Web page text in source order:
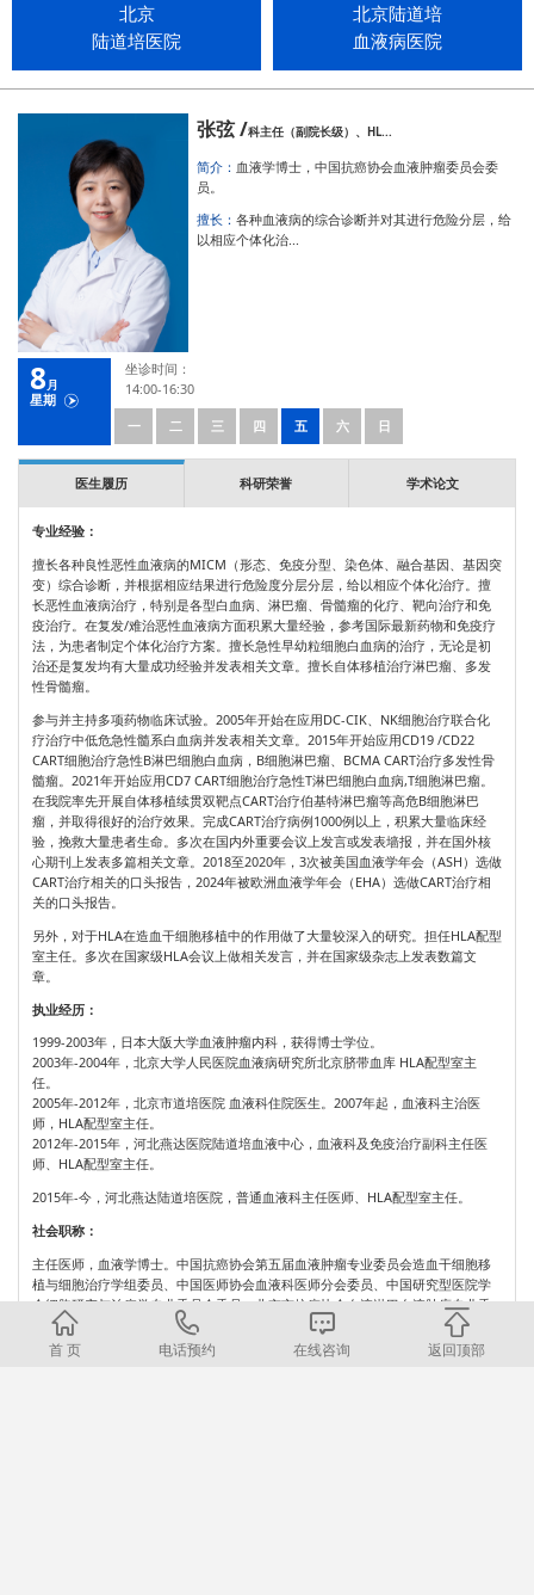
北京
陆道培医院
北京陆道培
血液病医院
张弦 /科主任（副院长级）、HL...
简介： 血液学博士，中国抗癌协会血液肿瘤委员会委
员。
擅长：各种血液病的综合诊断并对其进行危险分层，给
以相应个体化治...
8月
星期
一
二 三 四 五 六 日
坐诊时间：
14:00-16:30
医生履历 科研荣誉 学术论文
专业经验：
擅长各种良性恶性血液病的MICM（形态、免疫分型、染色体、融合基因、基因突
变）综合诊断，并根据相应结果进行危险度分层分层，给以相应个体化治疗。擅
长恶性血液病治疗，特别是各型白血病、淋巴瘤、骨髓瘤的化疗、靶向治疗和免
疫治疗。在复发/难治恶性血液病方面积累大量经验，参考国际最新药物和免疫疗
法，为患者制定个体化治疗方案。擅长急性早幼粒细胞白血病的治疗，无论是初
治还是复发均有大量成功经验并发表相关文章。擅长自体移植治疗淋巴瘤、多发
性骨髓瘤。
参与并主持多项药物临床试验。2005年开始在应用DC-CIK、NK细胞治疗联合化
疗治疗中低危急性髓系白血病并发表相关文章。2015年开始应用CD19 /CD22
CART细胞治疗急性B淋巴细胞白血病，B细胞淋巴瘤、BCMA CART治疗多发性骨
髓瘤。2021年开始应用CD7 CART细胞治疗急性T淋巴细胞白血病,T细胞淋巴瘤。
在我院率先开展自体移植续贯双靶点CART治疗伯基特淋巴瘤等高危B细胞淋巴
瘤，并取得很好的治疗效果。完成CART治疗病例1000例以上，积累大量临床经
验，挽救大量患者生命。多次在国内外重要会议上发言或发表墙报，并在国外核
心期刊上发表多篇相关文章。2018至2020年，3次被美国血液学年会（ASH）选做
CART治疗相关的口头报告，2024年被欧洲血液学年会（EHA）选做CART治疗相
关的口头报告。
另外，对于HLA在造血干细胞移植中的作用做了大量较深入的研究。担任HLA配型
室主任。多次在国家级HLA会议上做相关发言，并在国家级杂志上发表数篇文
章。
执业经历：
1999-2003年，日本大阪大学血液肿瘤内科，获得博士学位。
2003年-2004年，北京大学人民医院血液病研究所北京脐带血库 HLA配型室主
任。
2005年-2012年，北京市道培医院 血液科住院医生。2007年起，血液科主治医
师，HLA配型室主任。
2012年-2015年，河北燕达医院陆道培血液中心，血液科及免疫治疗副科主任医
师、HLA配型室主任。
2015年-今，河北燕达陆道培医院，普通血液科主任医师、HLA配型室主任。
社会职称：
主任医师，血液学博士。中国抗癌协会第五届血液肿瘤专业委员会造血干细胞移
植与细胞治疗学组委员、中国医师协会血液科医师分会委员、中国研究型医院学
会细胞研究与治疗学专业委员会委员、北京市抗癌协会血液淋巴血液肿瘤专业委
员会委员、北京市癌症防治学会红细胞疾病专业委员会委员、河北省血液学会淋
巴瘤专业委员会委员，廊坊市门诊特殊疾病鉴定专家、廊坊市抗癌协会药物临床
首 页 电话预约 在线咨询 返回顶部